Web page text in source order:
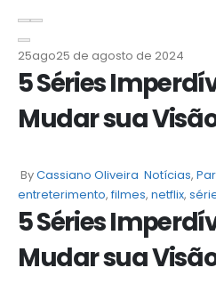
25ago25 de agosto de 2024
5 Séries
Mudar sua
ByCassiano Oliveira Notícias,
entreterimento,filmes, netflix,
5 Séries
Mudar sua